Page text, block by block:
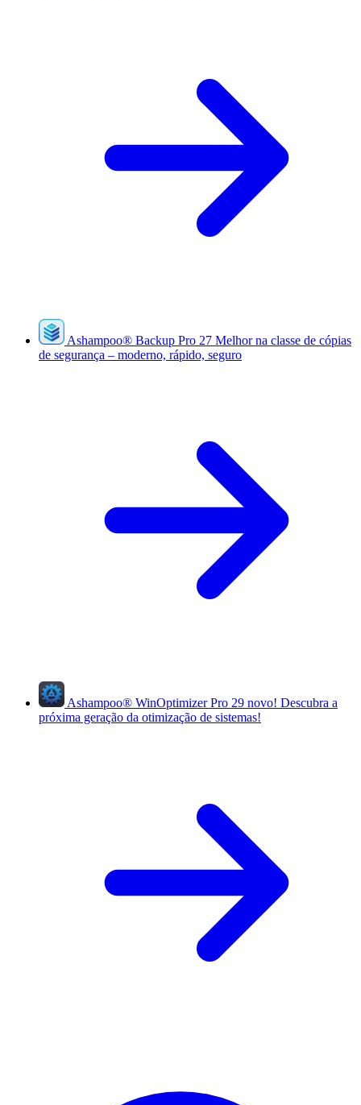
Ashampoo® Backup Pro 27 Melhor na classe de cópias
de segurança – moderno, rápido, seguro
Ashampoo® WinOptimizer Pro 29 novo! Descubra a
próxima geração da otimização de sistemas!